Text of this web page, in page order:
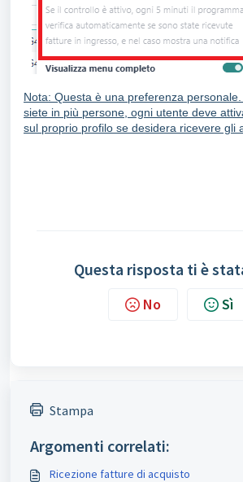
Nota: Questa è una preferenza
siete in più persone, ogni utente deve
sul proprio profilo se desidera ricevere gli
Questa risposta ti è
No Sì
Stampa
Argomenti correlati:
Ricezione fatture di acquisto